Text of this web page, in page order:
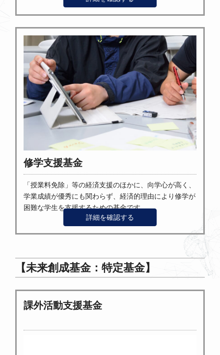
修学支援基金
「授業料免除」等の経済支援のほかに、向学心が高く、
学業成績が優秀にも関わらず、経済的理由により修学が
困難な学生を支援するための基金です。
詳細を確認する
【未来創成基金：特定基金】
課外活動支援基金